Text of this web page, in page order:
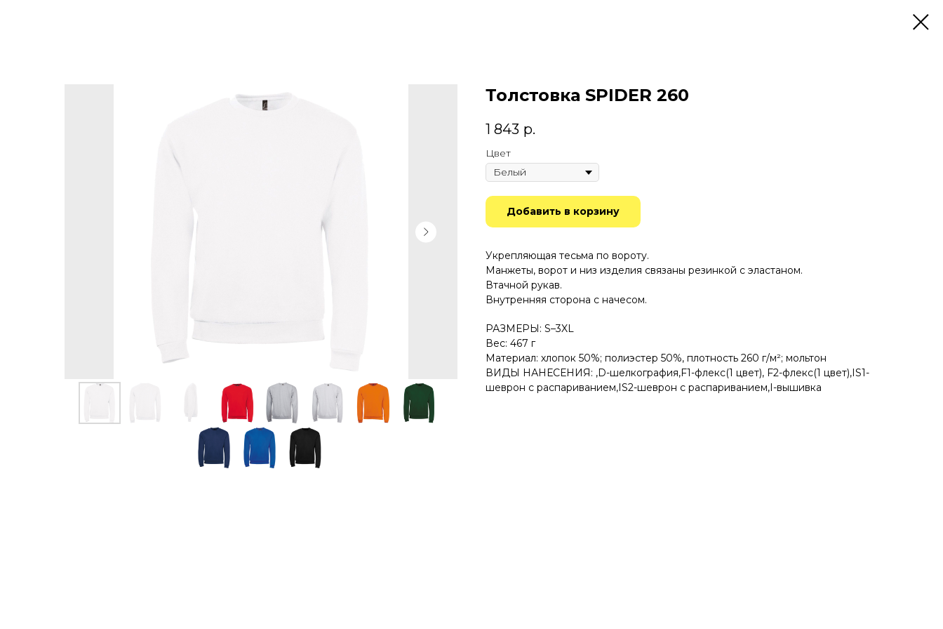
Толстовка SPIDER 260
1 843 р.
Цвет
Добавить в корзину
Укрепляющая тесьма по вороту.
Манжеты, ворот и низ изделия связаны резинкой с эластаном.
Втачной рукав.
Внутренняя сторона с начесом.
РАЗМЕРЫ: S–3XL
Вес: 467 г
Материал: хлопок 50%; полиэстер 50%, плотность 260 г/м²; мольтон
ВИДЫ НАНЕСЕНИЯ: ,D-шелкография,F1-флекс(1 цвет), F2-флекс(1 цвет),IS1-
шеврон с распариванием,IS2-шеврон с распариванием,I-вышивка